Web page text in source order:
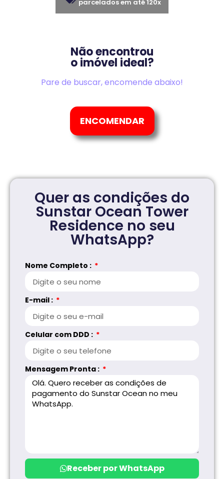
parcelados em até 120x
Não encontrou
o imóvel ideal?
Pare de buscar, encomende abaixo!
ENCOMENDAR
Quer as condições do
Sunstar Ocean Tower
Residence no seu
WhatsApp?
Nome Completo :
E-mail :
Celular com DDD :
Mensagem Pronta :
Receber por WhatsApp